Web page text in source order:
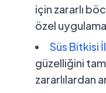
için zararlı
özel
Süs Bitkisi
güzelliğini
zararlılardan